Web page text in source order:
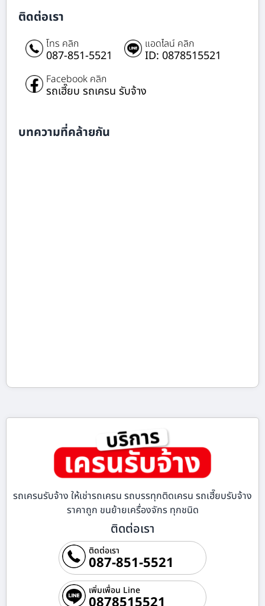
ติดต่อเรา
โทร คลิก
087-851-5521
แอดไลน์ คลิก
ID: 0878515521
Facebook คลิก
รถเฮี๊ยบ รถเครน รับจ้าง
บทความที่คล้ายกัน
รถเครนรับจ้าง ให้เช่ารถเครน รถบรรทุกติดเครน รถเฮี๊ยบรับจ้าง
ราคาถูก ขนย้ายเครื่องจักร ทุกชนิด
ติดต่อเรา
ติดต่อเรา
087-851-5521
เพิ่มเพื่อน Line